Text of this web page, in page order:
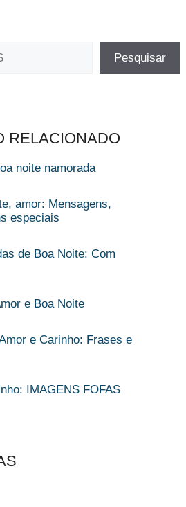
Pesquisar
RELACIONADO
noite namorada​
amor: Mensagens,
especiais
de Boa Noite: Com
e Boa Noite​
e Carinho​: Frases e
IMAGENS FOFAS